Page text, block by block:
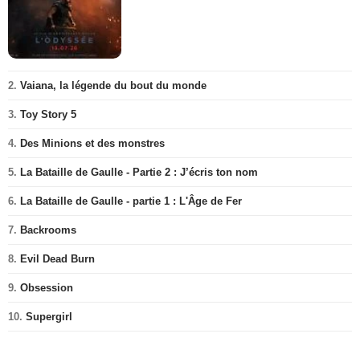
2. Vaiana, la légende du bout du monde
3. Toy Story 5
4. Des Minions et des monstres
5. La Bataille de Gaulle - Partie 2 : J’écris ton nom
6. La Bataille de Gaulle - partie 1 : L'Âge de Fer
7. Backrooms
8. Evil Dead Burn
9. Obsession
10. Supergirl